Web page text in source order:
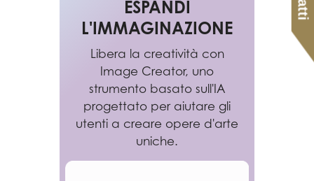
ESPANDI
L'IMMAGINAZIONE
Libera la creatività con
Image Creator, uno
strumento basato sull'IA
progettato per aiutare gli
utenti a creare opere d'arte
uniche.